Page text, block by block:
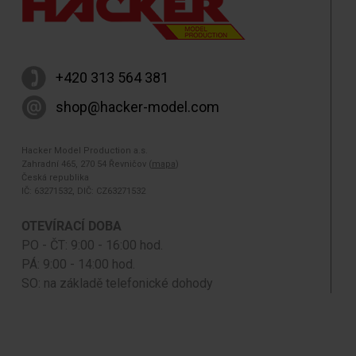
+420 313 564 381
shop@hacker-model.com
Hacker Model Production a.s.
Zahradní 465, 270 54 Řevničov ( mapa )
Česká republika
IČ: 63271532, DIČ: CZ63271532
OTEVÍRACÍ DOBA
PO - ČT: 9:00 - 16:00 hod.
PÁ: 9:00 - 14:00 hod.
SO: na základě telefonické dohody